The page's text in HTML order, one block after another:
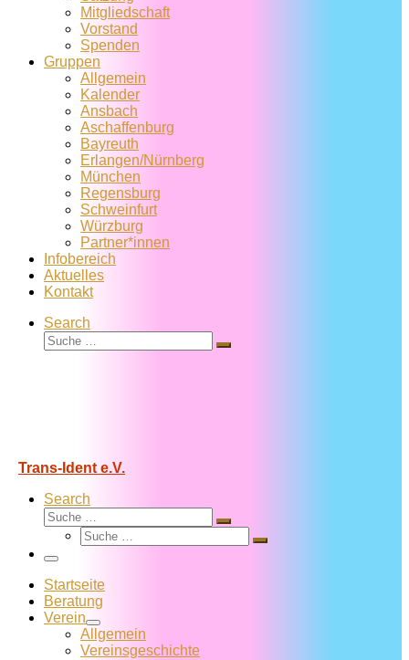
Mitglied­schaft
Vorstand
Spenden
Gruppen
Allgemein
Kalender
Ansbach
Aschaffenburg
Bayreuth
Erlangen/Nürnberg
München
Regensburg
Schweinfurt
Würzburg
Partner*innen
Infobereich
Aktuelles
Kontakt
Search
Suche
Suche
Trans-Ident e.V.
Search
Suche
Suche
Suche
Suche
Menü
Startseite
Beratung
Verein
Allgemein
Vereins­geschichte